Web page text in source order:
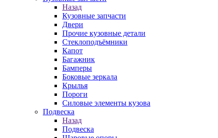
Назад
Кузовные запчасти
Двери
Прочие кузовные детали
Стеклоподъёмники
Капот
Багажник
Бамперы
Боковые зеркала
Крылья
Пороги
Силовые элементы кузова
Подвеска
Назад
Подвеска